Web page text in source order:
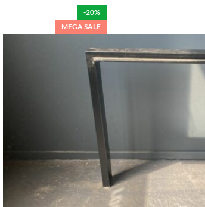
-20%
MEGA SALE